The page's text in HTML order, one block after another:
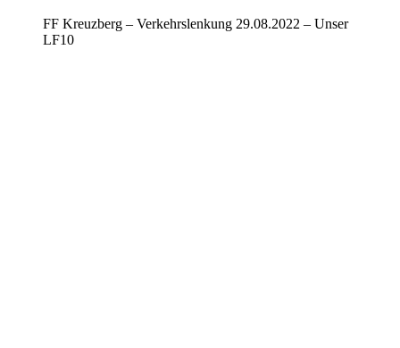
FF Kreuzberg – Verkehrslenkung 29.08.2022 – Unser
LF10